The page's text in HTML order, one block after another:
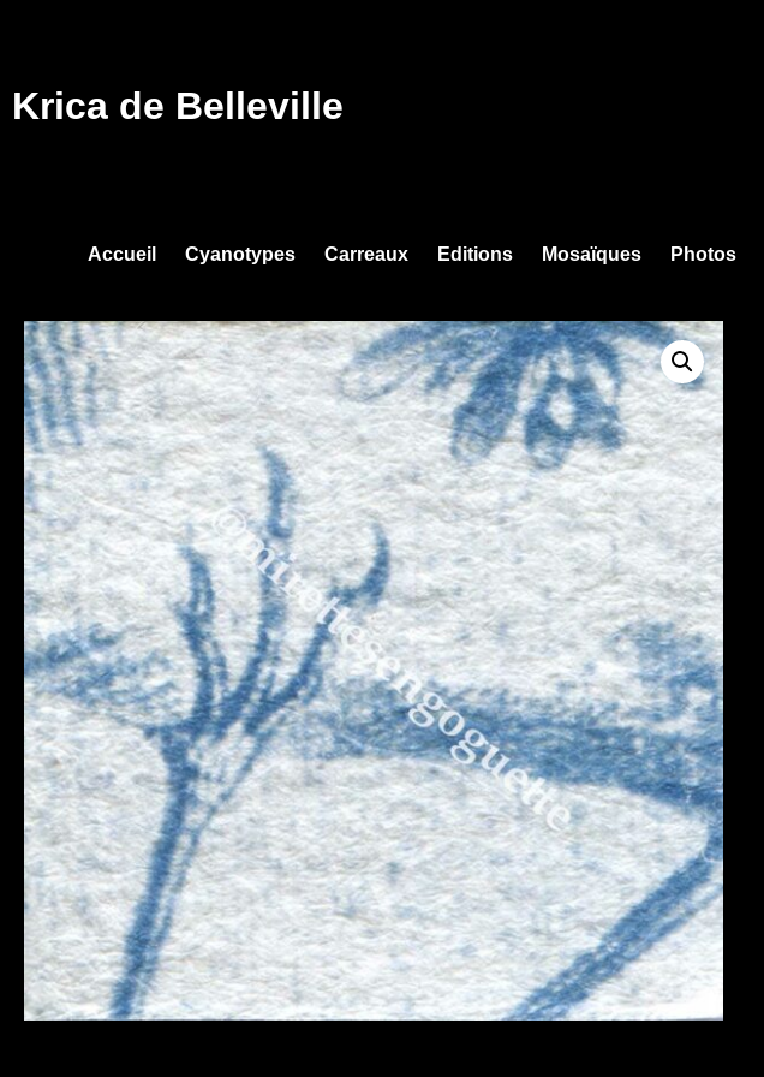
Krica de Belleville
Accueil Cyanotypes Carreaux Editions Mosaïques Photos